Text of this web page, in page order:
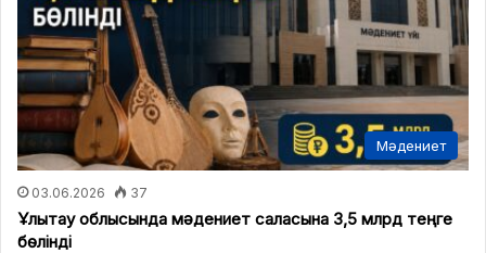
Мәдениет
03.06.2026 37
Ұлытау облысында мәдениет саласына 3,5 млрд теңге
бөлінді